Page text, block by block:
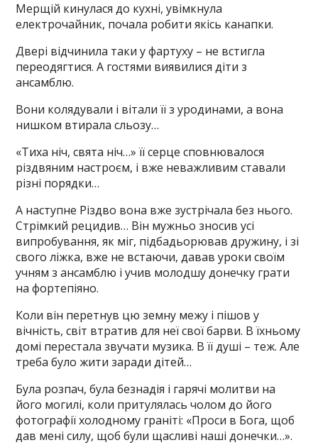
Мерщій кинулася до кухні, увімкнула
електрочайник, почала робити якісь канапки.
Двері відчинила таки у фартуху – не встигла
переодягтися. А гостями виявилися діти з
ансамблю.
Вони колядували і вітали її з уродинами, а вона
нишком втирала сльозу…
«Тиха ніч, свята ніч…» її серце сповнювалося
різдвяним настроєм, і вже неважливим ставали
різні порядки…
А наступне Різдво вона вже зустрічала без нього.
Стрімкий рецидив… Він мужньо зносив усі
випробування, як міг, підбадьорював дружину, і зі
свого ліжка, вже не встаючи, давав уроки своїм
учням з ансамблю і учив молодшу донечку грати
на фортепіяно.
Коли він перетнув цю земну межу і пішов у
вічність, світ втратив для неї свої барви. В їхньому
домі перестала звучати музика. В її душі – теж. Але
треба було жити заради дітей…
Була розпач, була безнадія і гарячі молитви на
його могилі, коли притулялась чолом до його
фотографії холодному граніті: «Проси в Бога, щоб
дав мені силу, щоб були щасливі наші донечки…».